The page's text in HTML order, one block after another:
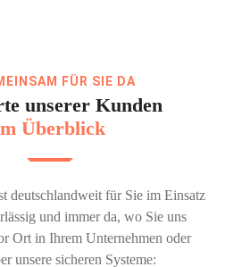
FÜR SIE DA
unserer Kunden
Überblick
deutschlandweit für Sie im Einsatz
und immer da, wo Sie uns
Ort in Ihrem Unternehmen oder
unsere sicheren Systeme: